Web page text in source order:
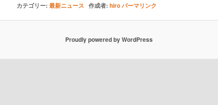
カテゴリー:最新ニュース 作成者:hiroパーマリンク
Proudly powered by WordPress